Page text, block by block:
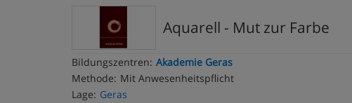
Aquarell - Mut zur Farbe
Bildungszentren: Akademie Geras
Methode: Mit Anwesenheitspflicht
Lage: Geras